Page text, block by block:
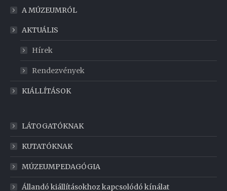
A MÚZEUMRÓL
AKTUÁLIS
Hírek
Rendezvények
KIÁLLÍTÁSOK
LÁTOGATÓKNAK
KUTATÓKNAK
MÚZEUMPEDAGÓGIA
Állandó kiállításokhoz kapcsolódó kínálat